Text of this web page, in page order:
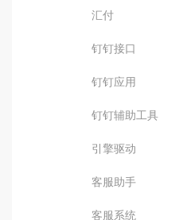
汇付
钉钉接口
钉钉应用
钉钉辅助工具
引擎驱动
客服助手
客服系统